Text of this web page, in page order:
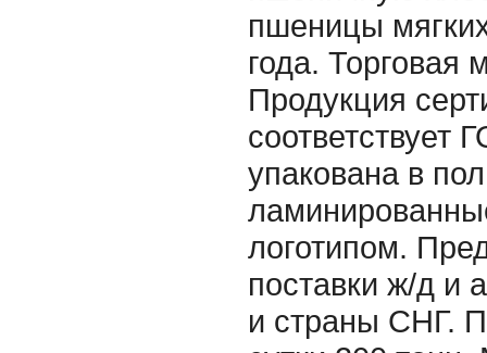
пшеницы
года. Торговая
Продукция
соответствует
упакована в
логотипом.
поставки ж/д и
и страны СНГ.